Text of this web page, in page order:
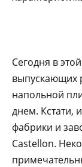
Сегодня в
выпускающих
напольной
днем. Кстати,
фабрики и
Castellon.